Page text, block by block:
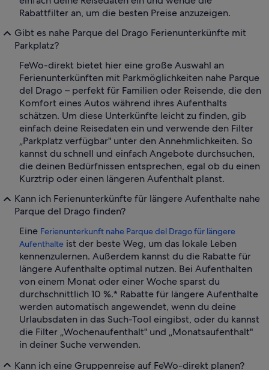
Rabattfilter an, um die besten Preise anzuzeigen.
Gibt es nahe Parque del Drago Ferienunterkünfte mit
Parkplatz?
FeWo-direkt bietet hier eine große Auswahl an
Ferienunterkünften mit Parkmöglichkeiten nahe Parque
del Drago – perfekt für Familien oder Reisende, die den
Komfort eines Autos während ihres Aufenthalts
schätzen. Um diese Unterkünfte leicht zu finden, gib
einfach deine Reisedaten ein und verwende den Filter
„Parkplatz verfügbar" unter den Annehmlichkeiten. So
kannst du schnell und einfach Angebote durchsuchen,
die deinen Bedürfnissen entsprechen, egal ob du einen
Kurztrip oder einen längeren Aufenthalt planst.
Kann ich Ferienunterkünfte für längere Aufenthalte nahe
Parque del Drago finden?
Eine Ferienunterkunft nahe Parque del Drago für längere
Aufenthalte ist der beste Weg, um das lokale Leben
kennenzulernen. Außerdem kannst du die Rabatte für
längere Aufenthalte optimal nutzen. Bei Aufenthalten
von einem Monat oder einer Woche sparst du
durchschnittlich 10 %.* Rabatte für längere Aufenthalte
werden automatisch angewendet, wenn du deine
Urlaubsdaten in das Such-Tool eingibst, oder du kannst
die Filter „Wochenaufenthalt" und „Monatsaufenthalt"
in deiner Suche verwenden.
Kann ich eine Gruppenreise auf FeWo-direkt planen?